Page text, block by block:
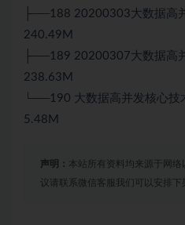
├──188 20200303大数据高
240.49M
├──189 20200307大数据高
238.63M
└──190 大数据高并发核心技
5.48M
声明： 本站所有资料均来源于网
议请联系微信客服我们可以安排下